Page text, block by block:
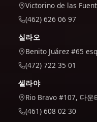
Victorino de las
(462) 626 06 97
실라오
Benito Juárez #65
(472) 722 35 01
셀라야
Rio Bravo #107, 다운
(461) 608 02 30